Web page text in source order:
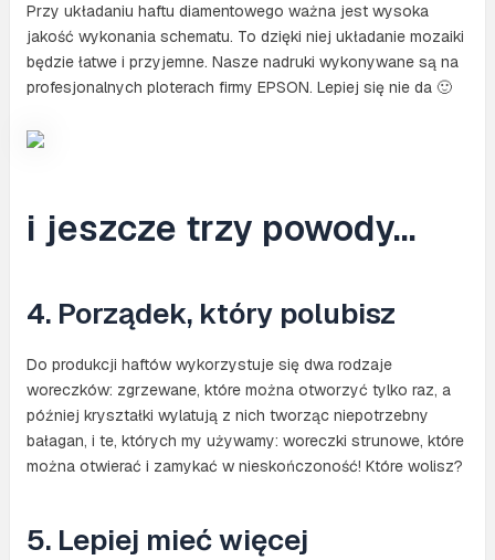
Przy układaniu haftu diamentowego ważna jest wysoka
jakość wykonania schematu. To dzięki niej układanie mozaiki
będzie łatwe i przyjemne. Nasze nadruki wykonywane są na
profesjonalnych ploterach firmy EPSON. Lepiej się nie da 🙂
i jeszcze trzy powody…
4. Porządek, który polubisz
Do produkcji haftów wykorzystuje się dwa rodzaje
woreczków: zgrzewane, które można otworzyć tylko raz, a
później kryształki wylatują z nich tworząc niepotrzebny
bałagan, i te, których my używamy: woreczki strunowe, które
można otwierać i zamykać w nieskończoność! Które wolisz?
5. Lepiej mieć więcej